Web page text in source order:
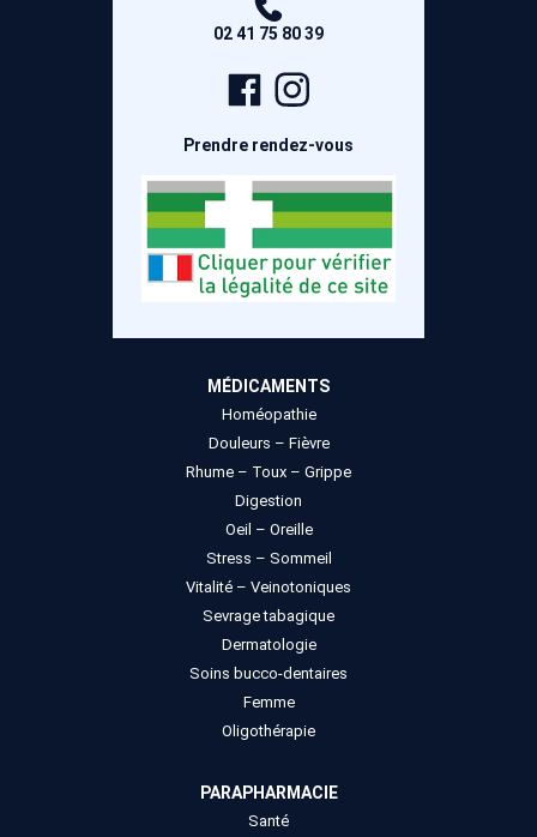
02 41 75 80 39
Page
Facebook
Prendre rendez-vous
MÉDICAMENTS
Homéopathie
Douleurs – Fièvre
Rhume – Toux – Grippe
Digestion
Oeil – Oreille
Stress – Sommeil
Vitalité – Veinotoniques
Sevrage tabagique
Dermatologie
Soins bucco-dentaires
Femme
Oligothérapie
PARAPHARMACIE
Santé